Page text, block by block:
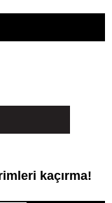
kaçırma!